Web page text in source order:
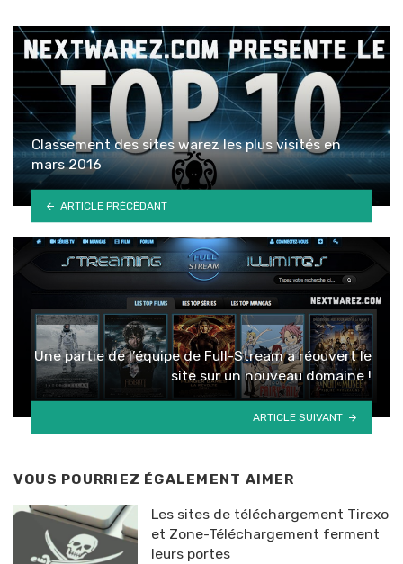
Classement des sites warez les plus visités en
mars 2016
ARTICLE PRÉCÉDANT
Une partie de l’équipe de Full-Stream a réouvert le
site sur un nouveau domaine !
ARTICLE SUIVANT
VOUS POURRIEZ ÉGALEMENT AIMER
Les sites de téléchargement Tirexo
et Zone-Téléchargement ferment
leurs portes